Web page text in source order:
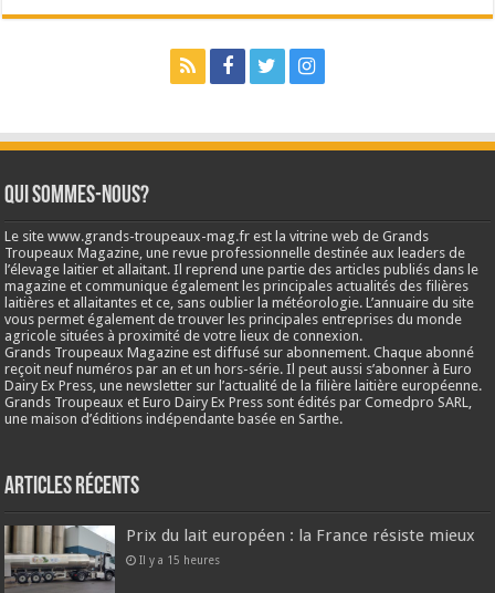
Qui sommes-nous?
Le site www.grands-troupeaux-mag.fr est la vitrine web de Grands
Troupeaux Magazine, une revue professionnelle destinée aux leaders de
l’élevage laitier et allaitant. Il reprend une partie des articles publiés dans le
magazine et communique également les principales actualités des filières
laitières et allaitantes et ce, sans oublier la météorologie. L’annuaire du site
vous permet également de trouver les principales entreprises du monde
agricole situées à proximité de votre lieux de connexion.
Grands Troupeaux Magazine est diffusé sur abonnement. Chaque abonné
reçoit neuf numéros par an et un hors-série. Il peut aussi s’abonner à Euro
Dairy Ex Press, une newsletter sur l’actualité de la filière laitière européenne.
Grands Troupeaux et Euro Dairy Ex Press sont édités par Comedpro SARL,
une maison d’éditions indépendante basée en Sarthe.
Articles récents
Prix du lait européen : la France résiste mieux
Il y a 15 heures